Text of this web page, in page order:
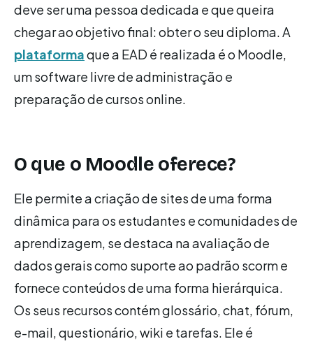
deve ser uma pessoa dedicada e que queira
chegar ao objetivo final: obter o seu diploma. A
plataformaque a EAD é realizada é o Moodle,
um software livre de administração e
preparação de cursos online.
O que o Moodle oferece?
Ele permite a criação de sites de uma forma
dinâmica para os estudantes e comunidades de
aprendizagem, se destaca na avaliação de
dados gerais como suporte ao padrão scorm e
fornece conteúdos de uma forma hierárquica.
Os seus recursos contém glossário, chat, fórum,
e-mail, questionário, wiki e tarefas. Ele é